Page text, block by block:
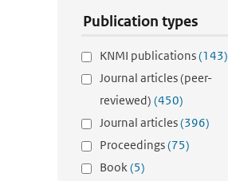
Publication types
KNMI publications(143)
Journal articles (peer-
reviewed) (450)
Journal articles(396)
Proceedings(75)
Book(5)